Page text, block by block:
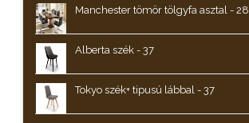
Manchester tömör tölgyfa asztal - 28
Alberta szék - 37
Tokyo szék+ tipusú lábbal - 37